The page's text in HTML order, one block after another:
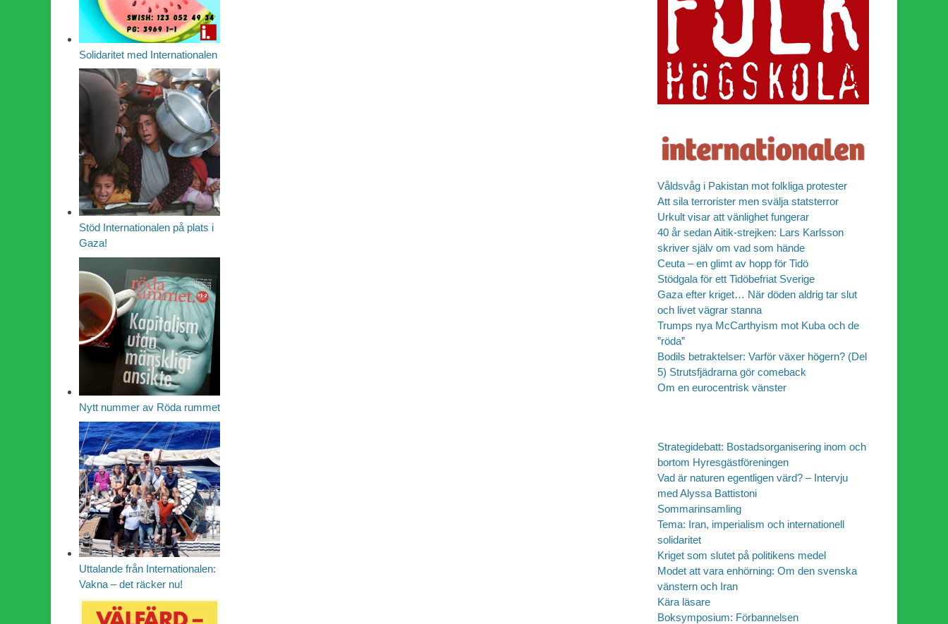
Våldsvåg i Pakistan mot folkliga protester
Att sila terrorister men svälja statsterror
Urkult visar att vänlighet fungerar
40 år sedan Aitik-strejken: Lars Karlsson
skriver själv om vad som hände
Ceuta – en glimt av hopp för Tidö
Stödgala för ett Tidöbefriat Sverige
Gaza efter kriget… När döden aldrig tar slut
och livet vägrar stanna
Trumps nya McCarthyism mot Kuba och de
”röda”
Bodils betraktelser: Varför växer högern? (Del
5) Strutsfjädrarna gör comeback
Om en eurocentrisk vänster
Strategidebatt: Bostadsorganisering inom och
bortom Hyresgästföreningen
Vad är naturen egentligen värd? – Intervju
med Alyssa Battistoni
Sommarinsamling
Tema: Iran, imperialism och internationell
solidaritet
Kriget som slutet på politikens medel
Modet att vara enhörning: Om den svenska
vänstern och Iran
Kära läsare
Boksymposium: Förbannelsen
Solidaritet med Internationalen
Stöd Internationalen på plats i
Gaza!
Nytt nummer av Röda rummet
Uttalande från Internationalen:
Vakna – det räcker nu!